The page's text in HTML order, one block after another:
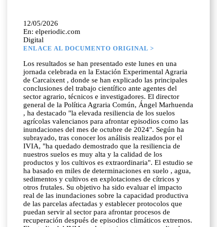
12/05/2026
En: elperiodic.com
Digital
ENLACE AL DOCUMENTO ORIGINAL >
Los resultados se han presentado este lunes en una
jornada celebrada en la Estación Experimental Agraria
de Carcaixent , donde se han explicado las principales
conclusiones del trabajo científico ante agentes del
sector agrario, técnicos e investigadores. El director
general de la Política Agraria Común, Ángel Marhuenda
, ha destacado "la elevada resiliencia de los suelos
agrícolas valencianos para afrontar episodios como las
inundaciones del mes de octubre de 2024". Según ha
subrayado, tras conocer los análisis realizados por el
IVIA, "ha quedado demostrado que la resiliencia de
nuestros suelos es muy alta y la calidad de los
productos y los cultivos es extraordinaria". El estudio se
ha basado en miles de determinaciones en suelo , agua,
sedimentos y cultivos en explotaciones de cítricos y
otros frutales. Su objetivo ha sido evaluar el impacto
real de las inundaciones sobre la capacidad productiva
de las parcelas afectadas y establecer protocolos que
puedan servir al sector para afrontar procesos de
recuperación después de episodios climáticos extremos.